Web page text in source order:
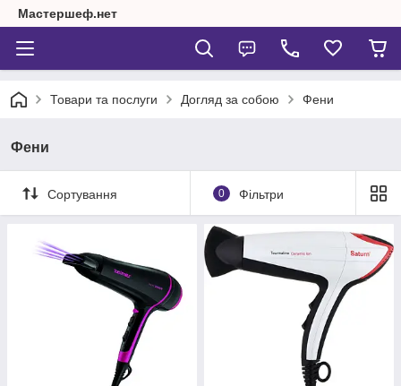
Мастершеф.нет
Товари та послуги Догляд за собою Фени
Фени
Сортування 0 Фільтри